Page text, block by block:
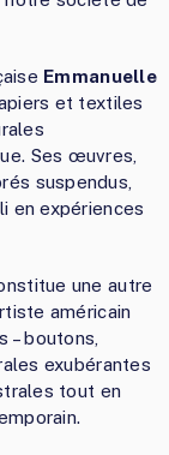
Emmanuelle
et textiles
Ses œuvres,
suspendus,
en expériences
une autre
américain
boutons,
exubérantes
tout en